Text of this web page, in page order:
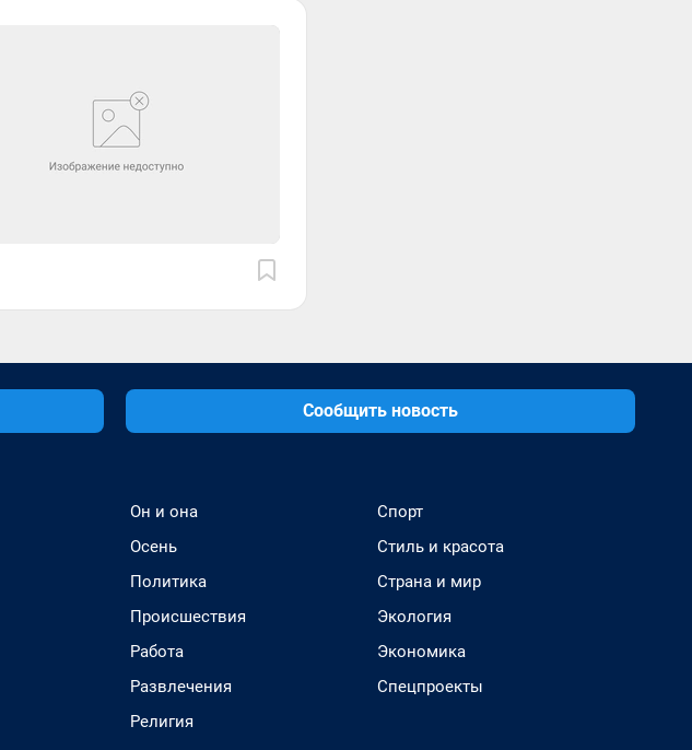
Сообщить новость
Он и она
Осень
Политика
Происшествия
Работа
Развлечения
Религия
Спорт
Стиль и красота
Страна и мир
Экология
Экономика
Спецпроекты